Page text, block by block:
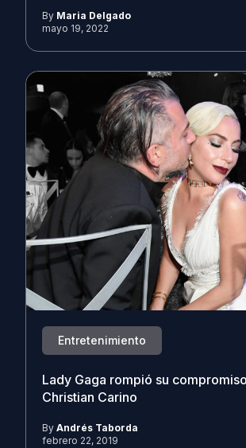
By Maria Delgado
mayo 19, 2022
Entretenimiento
Lady Gaga rompió su
Christian Carino
By Andrés Taborda
febrero 22, 2019